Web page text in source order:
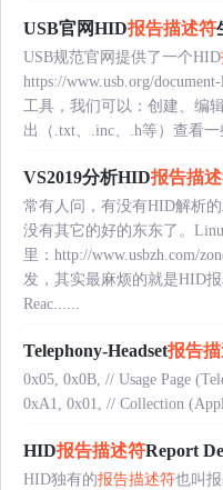
USB官网HID报告描述符
USB规范官网提供了一个HID
https://www.usb.org/
工具，我们可以：创建、编
出（.txt、.inc、.h等）查看
VS2019分析HID报告描
常有人问，有没有HID解析
没有其它的好的东东了。
里：http://www.usbzh.com/
发，其实最麻烦的就是HID
Reac......
Telephony-Headset报告
0x05, 0x0B, // Usage Page
0xA1, 0x01, // Collection
HID报告描述符Report
HID独有的报告描述符也叫